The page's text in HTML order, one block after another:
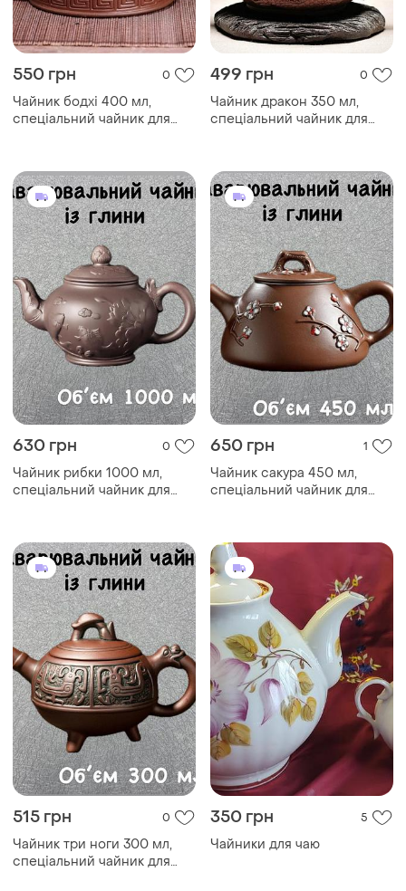
550 грн 0
Чайник бодхі 400 мл,
спеціальний чайник для
китайський чайник
499 грн 0
Чайник дракон 350 мл,
спеціальний чайник для
китайський чайник
630 грн 0
Чайник рибки 1000 мл,
спеціальний чайник для
китайський чайник
650 грн 1
Чайник сакура 450 мл,
спеціальний чайник для
китайський чайник
515 грн 0
Чайник три ноги 300 мл,
спеціальний чайник для
350 грн 5
Чайники для чаю